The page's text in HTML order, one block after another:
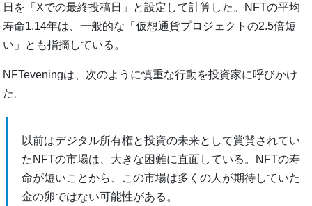
日を「Xでの最終投稿日」と設定して計算した。NFTの平均
寿命1.14年は、一般的な「仮想通貨プロジェクトの2.5倍短
い」とも指摘している。
NFTeveningは、次のように慎重な行動を投資家に呼びかけ
た。
以前はデジタル所有権と投資の未来として賞賛されてい
たNFTの市場は、大きな困難に直面している。NFTの寿
命が短いことから、この市場は多くの人が期待していた
金の卵ではない可能性がある。